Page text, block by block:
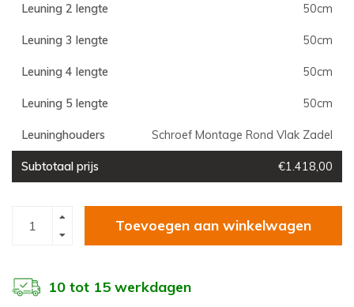
Leuning 2 lengte 50cm
Leuning 3 lengte 50cm
Leuning 4 lengte 50cm
Leuning 5 lengte 50cm
Leuninghouders Schroef Montage Rond Vlak Zadel
Subtotaal prijs €1.418,00
Toevoegen aan winkelwagen
10 tot 15 werkdagen